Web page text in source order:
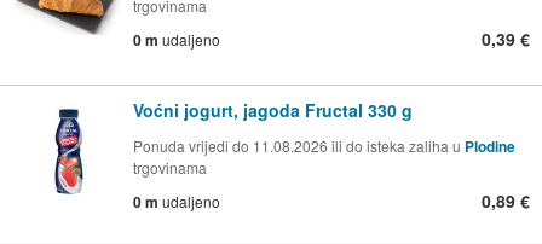
trgovinama
0 m udaljeno 0,39 €
Voćni jogurt, jagoda Fructal 330 g
Ponuda vrijedi do 11.08.2026 ili do isteka zaliha u Plodine
trgovinama
0 m udaljeno 0,89 €